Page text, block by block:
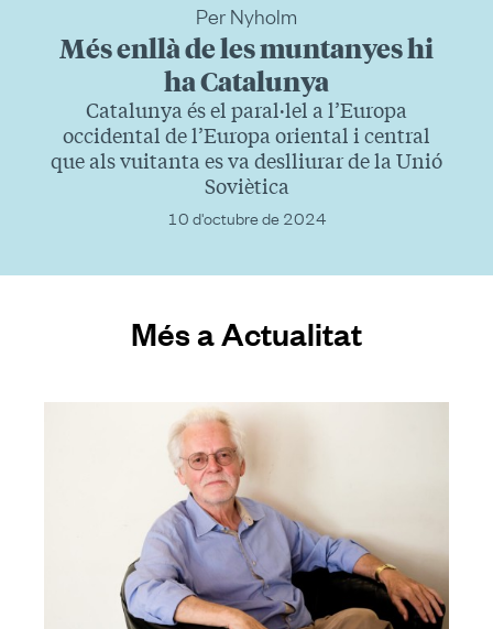
Per Nyholm
Més enllà de les muntanyes hi
ha Catalunya
Catalunya és el paral·lel a l’Europa
occidental de l’Europa oriental i central
que als vuitanta es va deslliurar de la Unió
Soviètica
10 d'octubre de 2024
Més a Actualitat